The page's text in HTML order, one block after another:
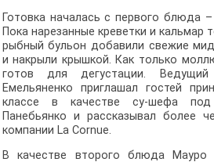
Готовка началась с первого блюда
Пока нарезанные креветки и кальмар
рыбный бульон добавили свежие
и накрыли крышкой. Как только
готов для дегустации. Ведущий
Емельяненко приглашал гостей
классе в качестве су-шефа под
Панебьянко и рассказывал более
компании La Cornue.
В качестве второго блюда Мауро